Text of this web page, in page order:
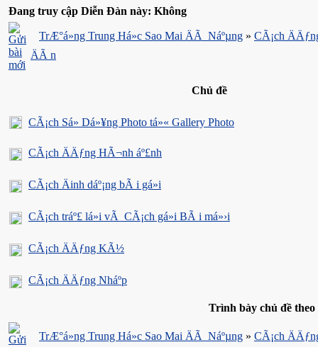
Đang truy cập Diễn Đàn này: Không
TrÆ°á»ng Trung Há»c Sao Mai ÄÃ Náºµng » CÃ¡ch
ÄÃ n
Chủ đề
CÃ¡ch Sá»­ Dá»¥ng Photo tá»« Gallery Photo
CÃ¡ch ÄÄƒng HÃ¬nh áº£nh
CÃ¡ch Äinh dáº¡ng bÃ i gá»­i
CÃ¡ch tráº£ lá»i vÃ CÃ¡ch gá»­i BÃ i má»›i
CÃ¡ch ÄÄƒng KÃ½
CÃ¡ch ÄÄƒng Nháº­p
Trình bày chủ đề
TrÆ°á»ng Trung Há»c Sao Mai ÄÃ Náºµng » CÃ¡ch